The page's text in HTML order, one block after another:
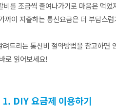
비를 조금씩 줄여나가기로 마음은 먹
까이 지출하는 통신요금은 더 부담스
드리는 통신비 절약방법을 참고하면
로 읽어보세요!
DIY 요금제 이용하기